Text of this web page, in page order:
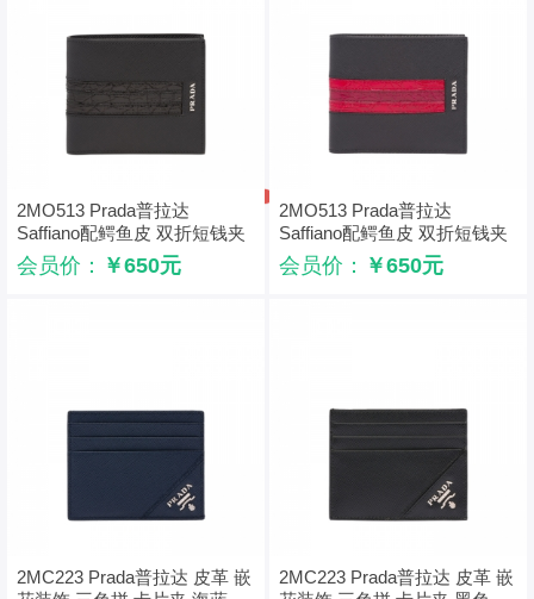
2MO513 Prada普拉达
Saffiano配鳄鱼皮 双折短钱夹
黑色
会员价： ￥650元
2MO513 Prada普拉达
Saffiano配鳄鱼皮 双折短钱夹
大红拼枣红
会员价： ￥650元
2MC223 Prada普拉达 皮革 嵌
2MC223 Prada普拉达 皮革 嵌